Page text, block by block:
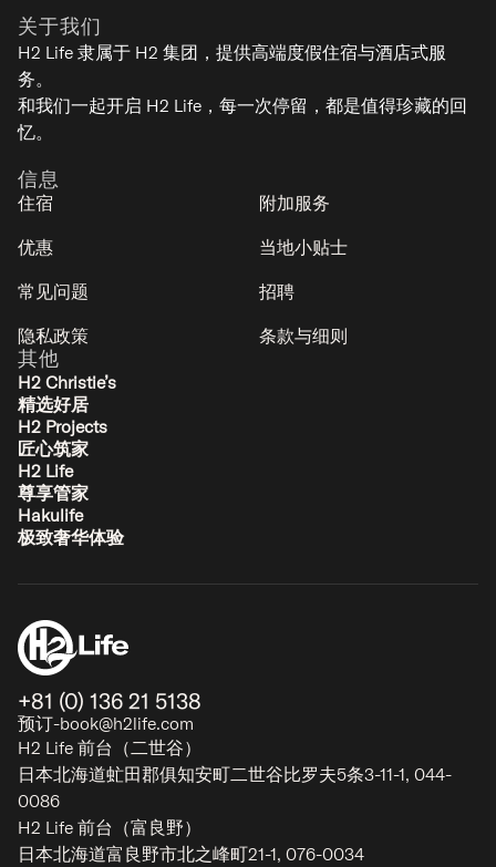
比罗夫下村 - 二世谷
7 3
经典
Asanagi
比罗夫 - 二世谷
2-9
经典
关于我们
H2 Life 隶属于 H2 集团，提供高端度假住宿与酒店式服
务。
和我们一起开启 H2 Life，每一次停留，都是值得珍藏的回
忆。
信息
住宿
附加服务
优惠
当地小贴士
常见问题
招聘
隐私政策
条款与细则
其他
H2 Christie’s
精选好居
H2 Projects
匠心筑家
H2 Life
尊享管家
Hakulife
极致奢华体验
+81 (0) 136 21 5138
预订-book@h2life.com
H2 Life 前台（二世谷）
日本北海道虻田郡俱知安町二世谷比罗夫5条3-11-1, 044-
0086
H2 Life 前台（富良野）
日本北海道富良野市北之峰町21-1, 076-0034